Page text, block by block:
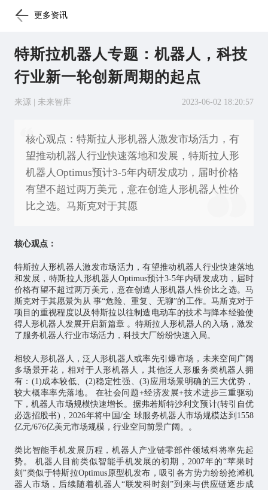
更多资讯
特斯拉机器人专题：机器人，科技
行业新一轮创新周期的起点
来源 | 未来智库 2023-06-02 18:20:57
核心观点：特斯拉人形机器人激发市场活力，有
望推动机器人行业快速落地和发展，特斯拉人形
机器人Optimus预计3-5年内研发成功，届时价格
有望不超过两万美元，意在创造人形机器人性价
比之选。马斯克对于其愿
核心观点：
特斯拉人形机器人激发市场活力，有望推动机器人行业快速落地
和发展，特斯拉人形机器人Optimus预计3-5年内研发成功，届时
价格有望不超过两万美元，意在创造人形机器人性价比之选。马
斯克对于其愿景为从 事“危险、重复、无聊”的工作。马斯克对于
项目的重视程度以及特斯拉以往制造电动车的技术与降本经验使
得人形机器人发展开启新篇章 。特斯拉人形机器人的入场，激发
了服务机器人行业市场活力，科技大厂纷纷快速入局。
相较人形机器人，泛人形机器人或率先引爆市场，未来空间广阔
多场景开花，相对于人形机器人，其他泛人形服务类机器人拥
有：(1)成本较低、(2)稳定性强、(3)应用场景明确的三大优势，
较大概率率先落地。 在社会问题+经济发展+技术进步三重驱动
下，机器人市场规模快速增长。据弗若斯特沙利文预计(转引自优
必选招股书)，2026年将中国/全 球服务机器人市场规模达到1558
亿元/676亿美元市场规模，行业空间前景广阔。。
类比智能手机发展历程，机器人产业链零部件领域料将率先起
势。 机器人目前类似智能手机发展的初期，2007年的“苹果时
刻”类似于特斯拉Optimus原型机发布，吸引各方势力纷纷抢滩机
器人市场，后续随着机器人“联发科时刻”到来与供应链逐步成